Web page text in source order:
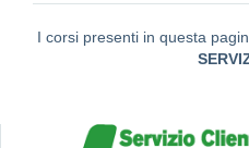
I corsi presenti in questa